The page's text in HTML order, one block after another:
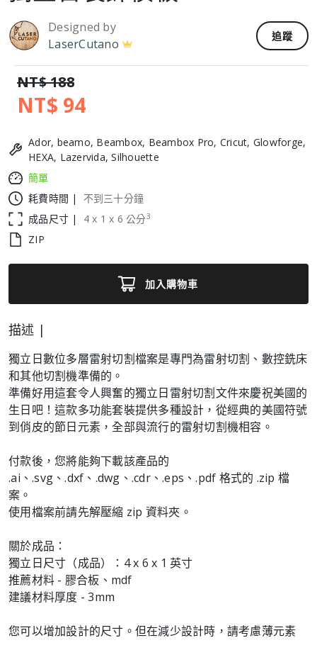
Designed by
LaserCutano
追蹤
NT$ 188
NT$ 94
Ador, beamo, Beambox, Beambox Pro, Cricut, Glowforge,
HEXA, Lazervida, Silhouette
簡單
耗費時間 |
不到三十分鐘
成品尺寸 |
4x 1 x 6 公分3
ZIP
加入購物車
描述 |
獨立日數位多層雷射切割檔案是專門為雷射切割、數控銑床
和其他切割機準備的。
準備好用這套令人興奮的獨立日雷射切割文件來慶祝美國的
生日吧！這款多功能套裝提供多種設計，從經典的美國符號
到俏皮的節日元素，全部與流行的雷射切割機相容。
付款後，您將能夠下載該產品的
.ai、.svg、.dxf、.dwg、.cdr、.eps、.pdf 格式的 .zip 檔
案。
使用檔案前請先解壓縮 zip 資料夾。
關於成品：
獨立日尺寸（成品）：4 x 6 x 1 英寸
推薦材料 - 膠合板、mdf
建議材料厚度 - 3mm
您可以增加設計的尺寸。但在減少設計時，請考慮薄元素